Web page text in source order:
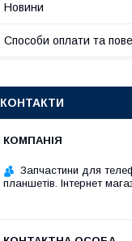
Новини
Способи оплати та
КОНТАКТИ
Запчастини для
планшетів. Інтернет